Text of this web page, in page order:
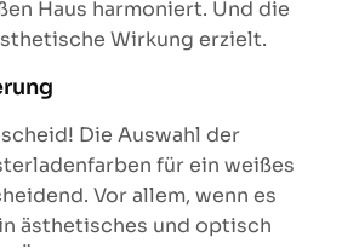
Haus harmoniert. Und die
Wirkung erzielt.
Die Auswahl der
für ein weißes
Vor allem, wenn es
ästhetisches und optisch